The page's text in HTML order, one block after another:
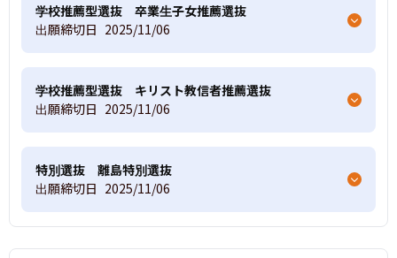
学校推薦型選抜 卒業生子女推薦選抜
出願締切日 2025/11/06
学校推薦型選抜 キリスト教信者推薦選抜
出願締切日 2025/11/06
特別選抜 離島特別選抜
出願締切日 2025/11/06